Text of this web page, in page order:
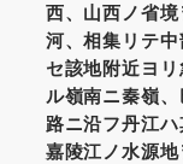
西、山西ノ省
河、相集リテ
セ該地附近ヨ
ル嶺南ニ秦嶺
路ニ沿フ丹江
嘉陵江ノ水源